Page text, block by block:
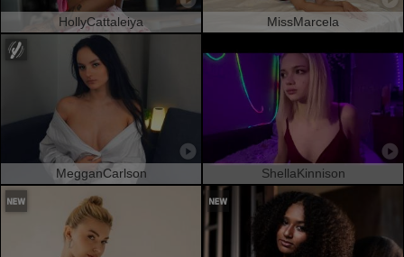
HollyCattaleiya MissMarcela
MegganCarlson ShellaKinnison